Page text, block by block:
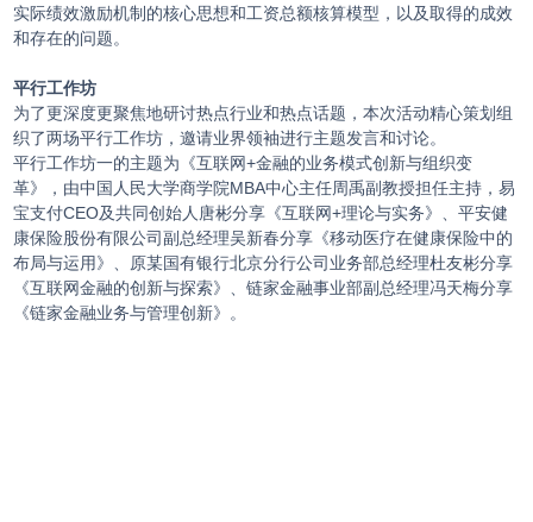
实际绩效激励机制的核心思想和工资总额核算模型，以及取得的成效
和存在的问题。
平行工作坊
为了更深度更聚焦地研讨热点行业和热点话题，本次活动精心策划组
织了两场平行工作坊，邀请业界领袖进行主题发言和讨论。
平行工作坊一的主题为《互联网+金融的业务模式创新与组织变
革》，由中国人民大学商学院MBA中心主任周禹副教授担任主持，易
宝支付CEO及共同创始人唐彬分享《互联网+理论与实务》、平安健
康保险股份有限公司副总经理吴新春分享《移动医疗在健康保险中的
布局与运用》、原某国有银行北京分行公司业务部总经理杜友彬分享
《互联网金融的创新与探索》、链家金融事业部副总经理冯天梅分享
《链家金融业务与管理创新》。